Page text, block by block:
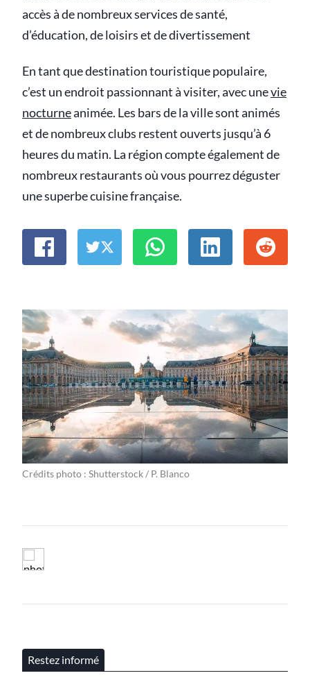
accès à de nombreux services de santé,
d’éducation, de loisirs et de divertissement
En tant que destination touristique populaire,
c’est un endroit passionnant à visiter, avec unevie
nocturneanimée. Les bars de la ville sont animés
et de nombreux clubs restent ouverts jusqu’à 6
heures du matin. La région compte également de
nombreux restaurants où vous pourrez déguster
une superbe cuisine française.
Crédits photo : Shutterstock / P. Blanco
Restez informé